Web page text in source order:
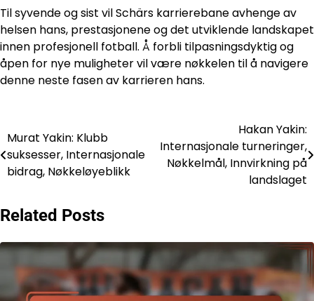
Til syvende og sist vil Schärs karrierebane avhenge av
helsen hans, prestasjonene og det utviklende landskapet
innen profesjonell fotball. Å forbli tilpasningsdyktig og
åpen for nye muligheter vil være nøkkelen til å navigere
denne neste fasen av karrieren hans.
Post
navigation
Murat Yakin: Klubb
suksesser, Internasjonale
bidrag, Nøkkeløyeblikk
Hakan Yakin:
Internasjonale turneringer,
Nøkkelmål, Innvirkning på
landslaget
Related Posts